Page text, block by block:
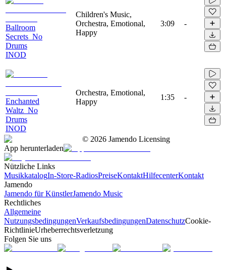
Ballroom
Secrets_No
Drums
INOD
Children's Music,
Orchestra, Emotional,
Happy
3:09 -
Enchanted
Waltz_No
Drums
INOD
Orchestra, Emotional,
Happy
1:35 -
© 2026 Jamendo Licensing
App herunterladen
Nützliche Links
MusikkatalogIn-Store-RadiosPreiseKontaktHilfecenterKontakt
Jamendo
Jamendo für KünstlerJamendo Music
Rechtliches
Allgemeine
NutzungsbedingungenVerkaufsbedingungenDatenschutzCookie-
RichtlinieUrheberrechtsverletzung
Folgen Sie uns